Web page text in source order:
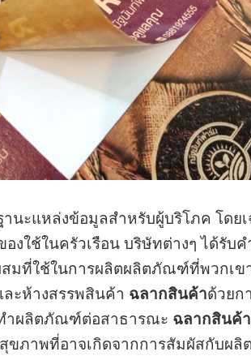
นะแหล่งข้อมูลสำหรับผู้บริโภค โดยเ
งใช้ในครัวเรือน บริษัทต่างๆ ได้รับค
มที่ใช้ในการผลิตผลิตภัณฑ์ที่พวกเข
ละห้างสรรพสินค้า ฉลากสินค้าด้วยก
ำผลิตภัณฑ์ต่อสาธารณะ ฉลากสินค้า
ขภาพที่อาจเกิดจากการสัมผัสกับผ